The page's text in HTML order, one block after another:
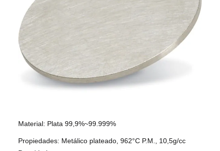
Material: Plata 99,9%~99.999%
Propiedades: Metálico plateado, 962°C P.M., 10,5g/cc